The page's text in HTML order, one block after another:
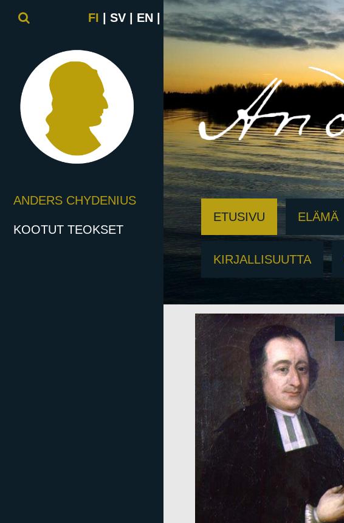
FI SV EN
ANDERS CHYDENIUS
KOOTUT TEOKSET
ETUSIVU ELÄMÄ
KIRJALLISUUTTA